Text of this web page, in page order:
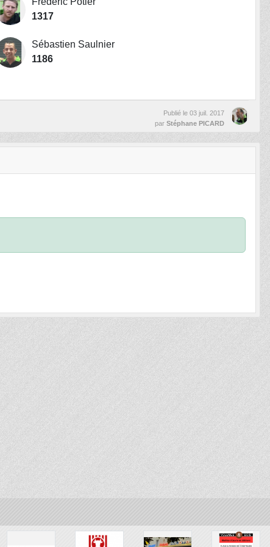
1317
Sébastien Saulnier
1186
Publié le 03 juil. 2017
par Stéphane PICARD